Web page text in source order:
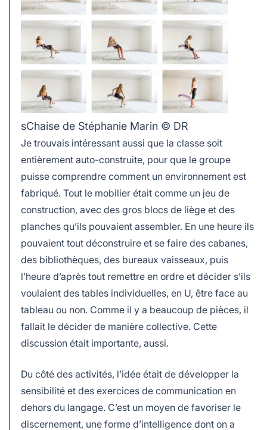
sChaise de Stéphanie Marin © DR
Je trouvais intéressant aussi que la classe soit
entièrement auto-construite, pour que le groupe
puisse comprendre comment un environnement est
fabriqué. Tout le mobilier était comme un jeu de
construction, avec des gros blocs de liège et des
planches qu’ils pouvaient assembler. En une heure ils
pouvaient tout déconstruire et se faire des cabanes,
des bibliothèques, des bureaux vaisseaux, puis
l’heure d’après tout remettre en ordre et décider s’ils
voulaient des tables individuelles, en U, être face au
tableau ou non. Comme il y a beaucoup de pièces, il
fallait le décider de manière collective. Cette
discussion était importante, aussi.
Du côté des activités, l’idée était de développer la
sensibilité et des exercices de communication en
dehors du langage. C’est un moyen de favoriser le
discernement, une forme d’intelligence dont on a